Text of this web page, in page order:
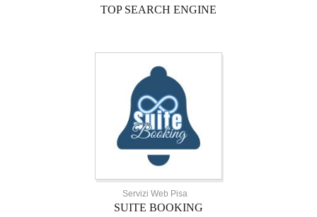
TOP SEARCH ENGINE
Servizi Web Pisa
SUITE BOOKING